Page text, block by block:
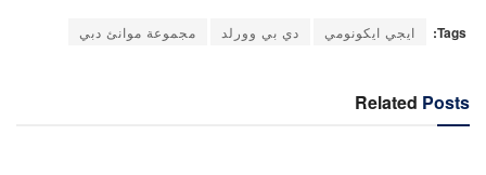
Tags: ايجي ايكونومي دي بي وورلد مجموعة موانئ دبي
Related Posts